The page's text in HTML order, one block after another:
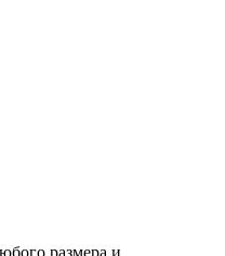
размера и